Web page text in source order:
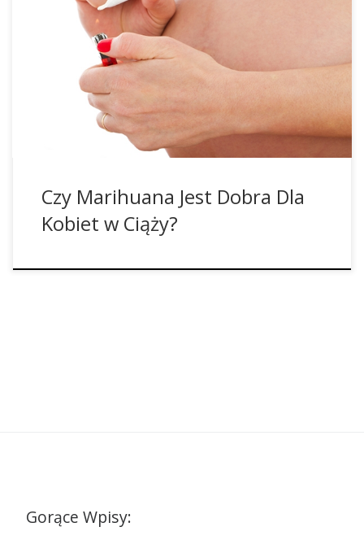
Na Jamajce kobiety będąc w ciąży szukają ukojenia stresu
oraz walczą z mdłościami i z tego powodu często sięgają
po marihuanę, którą przyjmują w formie herbaty lub
jedzenia. Przeprowadzone na niemowlakach badania miały
na celu stwierdzenie, czy spożywanie marihuany w trakcie
ciąży ma jakiś wpływ na rozwój dzieci. Przebadano 24 […]
Czy Marihuana Jest Dobra Dla
Kobiet w Ciąży?
Gorące Wpisy: